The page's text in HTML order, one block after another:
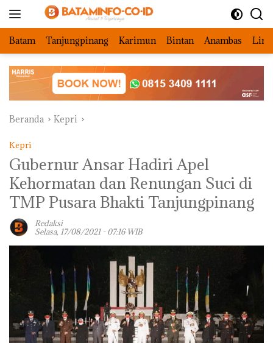
Batam Tanjungpinang Karimun Bintan Anambas
Beranda Kepri
Kepri
Gubernur Ansar Hadiri Apel
Kehormatan dan Renungan Suci di
TMP Pusara Bhakti Tanjungpinang
Redaksi
Selasa, 17/08/2021 - 07:16 WIB